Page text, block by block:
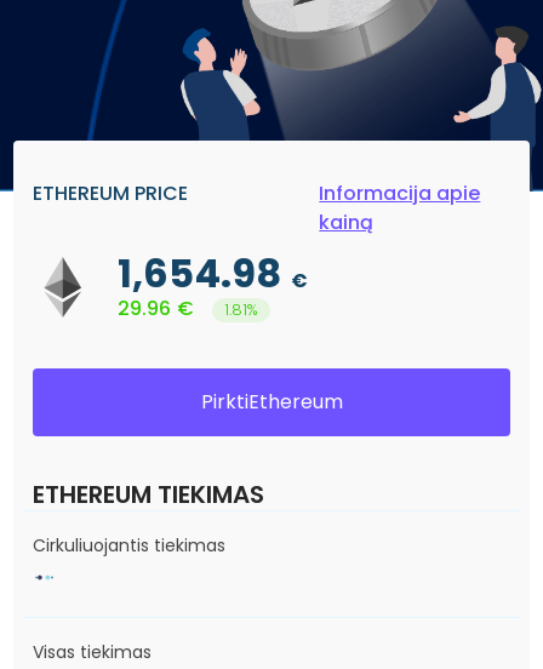
ETHEREUM PRICE
Informacija apie
kainą
1,654.98 €
29.96 € 1.81%
PirktiEthereum
ETHEREUM TIEKIMAS
Cirkuliuojantis tiekimas
Visas tiekimas